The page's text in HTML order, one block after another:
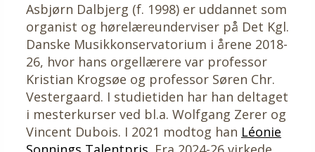
Asbjørn Dalbjerg (f. 1998) er uddannet som
organist og hørelæreunderviser på Det Kgl.
Danske Musikkonservatorium i årene 2018-
26, hvor hans orgellærere var professor
Kristian Krogsøe og professor Søren Chr.
Vestergaard. I studietiden har han deltaget
i mesterkurser ved bl.a. Wolfgang Zerer og
Vincent Dubois. I 2021 modtog han Léonie